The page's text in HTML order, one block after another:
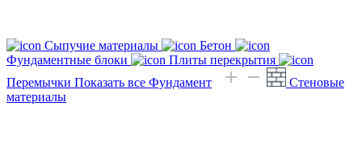
Сыпучие материалы
Бетон
Фундаментные блоки
Плиты перекрытия
Перемычки Показать все Фундамент
Стеновые
материалы